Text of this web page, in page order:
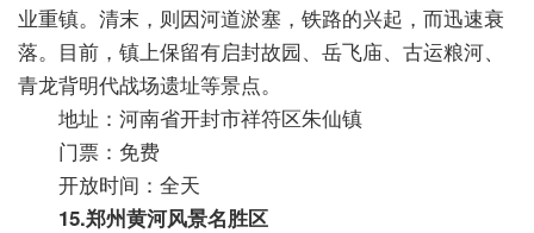
业重镇。清末，则因河道淤塞，铁路的兴起，而迅速衰
落。目前，镇上保留有启封故园、岳飞庙、古运粮河、
青龙背明代战场遗址等景点。
地址：河南省开封市祥符区朱仙镇
门票：免费
开放时间：全天
15.郑州黄河风景名胜区